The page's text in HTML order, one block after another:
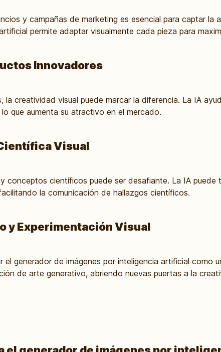
y campañas de marketing es esencial para captar la
permite adaptar visualmente cada pieza para
Innovadores
la creatividad visual puede marcar la diferencia. La IA
que aumenta su atractivo en el mercado.
Visual
conceptos científicos puede ser desafiante. La IA puede
la comunicación de hallazgos científicos.
y Experimentación Visual
el generador de imágenes por inteligencia artificial como
de arte generativo, abriendo nuevas puertas a la